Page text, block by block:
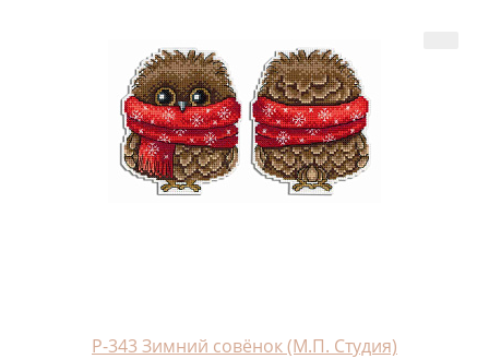
Р-343 Зимний совёнок (М.П. Студия)